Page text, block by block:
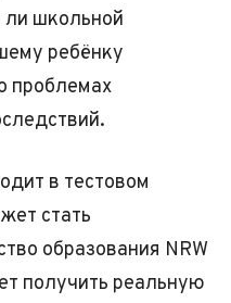
ли школьной
ребёнку
проблемах
в тестовом
стать
образования NRW
получить реальную